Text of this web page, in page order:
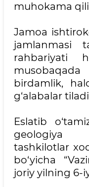
muhokama
Jamoa
jamlanmasi
rahbariyati
musobaqada
birdamlik,
g‘alabalar
Eslatib
geologiya
tashkilotlar
bo‘yicha
joriy yilning 6-